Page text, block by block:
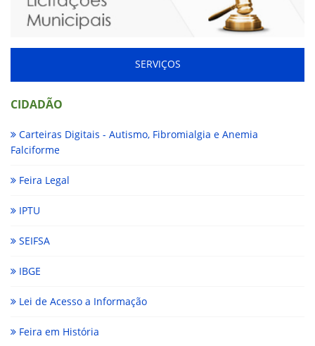
SERVIÇOS
CIDADÃO
Carteiras Digitais - Autismo, Fibromialgia e Anemia
Falciforme
Feira Legal
IPTU
SEIFSA
IBGE
Lei de Acesso a Informação
Feira em História